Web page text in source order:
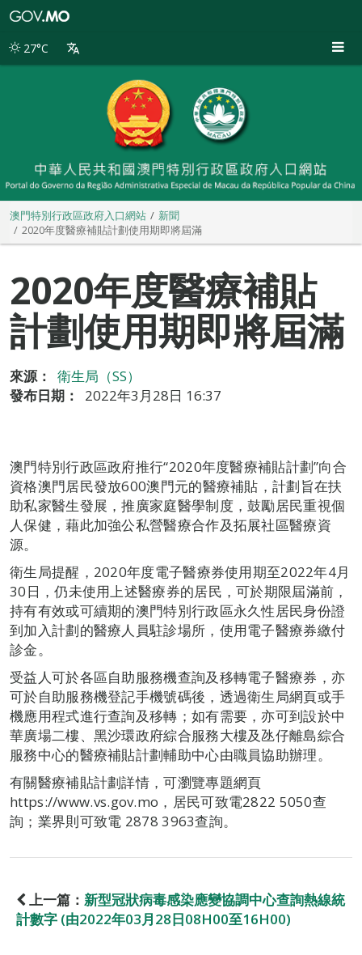
別
27°C
澳門特別行政區政府入口網站
新聞
2020年度醫療補貼計劃使用期即將屆滿
2020年度醫療補貼
計劃使用期即將屆滿
來源：
衛生局（SS）
發布日期：
2022年3月28日 16:37
澳門特別行政區政府推行“2020年度醫療補貼計劃”向合
資格澳門居民發放600澳門元的醫療補貼，計劃旨在扶
助私家醫生發展，推廣家庭醫學制度，鼓勵居民重視個
人保健，藉此加強公私營醫療合作及拓展社區醫療資
源。
衛生局提醒，2020年度電子醫療券使用期至2022年4月
30日，仍未使用上述醫療券的居民，可於期限屆滿前，
持有有效或可續期的澳門特別行政區永久性居民身份證
到加入計劃的醫療人員駐診場所，使用電子醫療券繳付
診金。
受益人可於各區自助服務機查詢及移轉電子醫療券，亦
可於自助服務機登記手機號碼後，透過衛生局網頁或手
機應用程式進行查詢及移轉；如有需要，亦可到設於中
華廣場二樓、黑沙環政府綜合服務大樓及氹仔離島綜合
服務中心的醫療補貼計劃輔助中心由職員協助辦理。
有關醫療補貼計劃詳情，可瀏覽專題網頁
https://www.vs.gov.mo，居民可致電2822 5050查
詢；業界則可致電 2878 3963查詢。
上一篇： 新型冠狀病毒感染應變協調中心查詢熱線統
計數字 (由2022年03月28日08H00至16H00)